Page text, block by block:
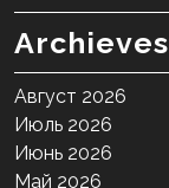
Archieves
Август 2026
Июль 2026
Июнь 2026
Май 2026